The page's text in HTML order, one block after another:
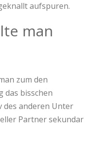
aufspuren.
man
zum den
das bisschen
des anderen Unter
Partner sekundar